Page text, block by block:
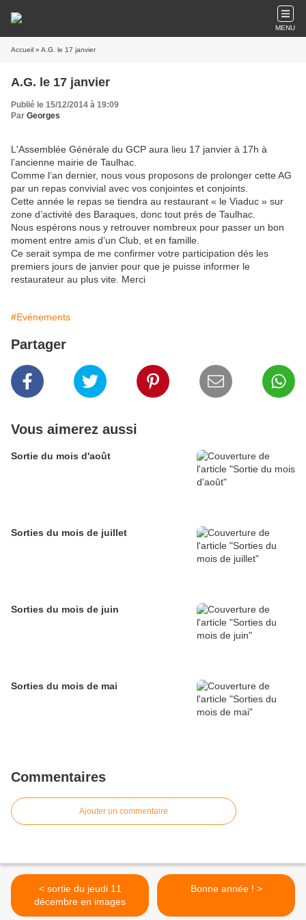
MENU
Accueil » A.G. le 17 janvier
A.G. le 17 janvier
Publié le 15/12/2014 à 19:09
Par Georges
L'Assemblée Générale du GCP aura lieu 17 janvier à 17h à
l’ancienne mairie de Taulhac.
Comme l’an dernier, nous vous proposons de prolonger cette AG
par un repas convivial avec vos conjointes et conjoints.
Cette année le repas se tiendra au restaurant « le Viaduc » sur
zone d’activité des Baraques, donc tout prés de Taulhac.
Nous espérons nous y retrouver nombreux pour passer un bon
moment entre amis d’un Club, et en famille.
Ce serait sympa de me confirmer votre participation dés les
premiers jours de janvier pour que je puisse informer le
restaurateur au plus vite. Merci
#Evénements
Partager
Vous aimerez aussi
Sortie du mois d'août
Sorties du mois de juillet
Sorties du mois de juin
Sorties du mois de mai
Commentaires
Ajouter un commentaire
< sortie du jeudi 11
décembre en images
Bonne année ! >